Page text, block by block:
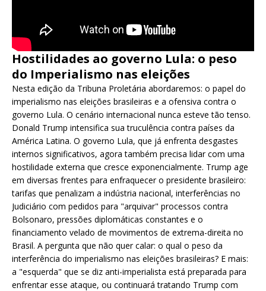
Hostilidades ao governo Lula: o peso
do Imperialismo nas eleições
Nesta edição da Tribuna Proletária abordaremos: o papel do
imperialismo nas eleições brasileiras e a ofensiva contra o
governo Lula. O cenário internacional nunca esteve tão tenso.
Donald Trump intensifica sua truculência contra países da
América Latina. O governo Lula, que já enfrenta desgastes
internos significativos, agora também precisa lidar com uma
hostilidade externa que cresce exponencialmente. Trump age
em diversas frentes para enfraquecer o presidente brasileiro:
tarifas que penalizam a indústria nacional, interferências no
Judiciário com pedidos para "arquivar" processos contra
Bolsonaro, pressões diplomáticas constantes e o
financiamento velado de movimentos de extrema-direita no
Brasil. A pergunta que não quer calar: o qual o peso da
interferência do imperialismo nas eleições brasileiras? E mais:
a "esquerda" que se diz anti-imperialista está preparada para
enfrentar esse ataque, ou continuará tratando Trump com